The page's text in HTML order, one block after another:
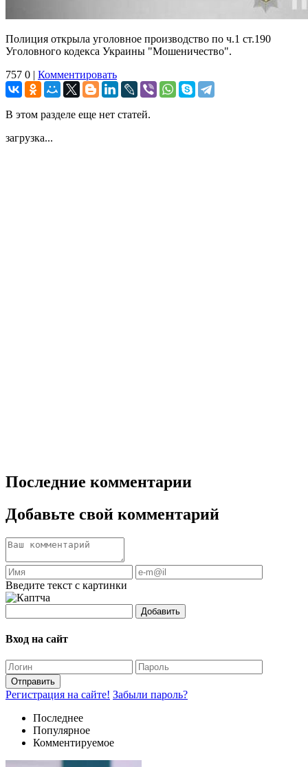
Полиция открыла уголовное производство по ч.1 ст.190
Уголовного кодекса Украины "Мошеничество".
757 0 | Комментировать
В этом разделе еще нет статей.
загрузка...
Последние комментарии
Добавьте свой комментарий
Введите текст с картинки
Добавить
Вход на сайт
Отправить
Регистрация на сайте! Забыли пароль?
Последнее
Популярное
Комментируемое